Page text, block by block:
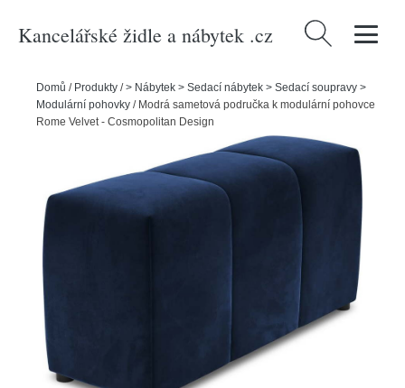
Kancelářské židle a nábytek .cz Vyhledávání
Domů / Produkty /> Nábytek > Sedací nábytek > Sedací soupravy >
Modulární pohovky / Modrá sametová područka k modulární pohovce
Rome Velvet - Cosmopolitan Design